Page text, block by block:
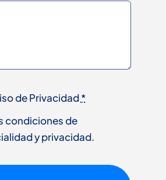
de Privacidad*
condiciones de
y privacidad.